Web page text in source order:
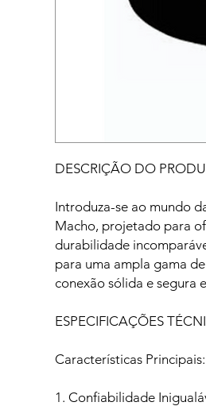
DESCRIÇÃO DO
Introduza-se ao mundo
Macho, projetado para
durabilidade
para uma ampla gama
conexão sólida e segura
ESPECIFICAÇÕES
Características Principais:
1. Confiabilidade